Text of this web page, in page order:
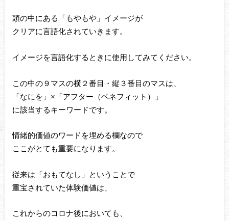
頭の中にある「もやもや」イメージが
クリアに言語化されていきます。
イメージを言語化するときに使用してみてください。
この中の９マスの横２番目・縦３番目のマスは、
「なにを」×「アフター（ベネフィット）」
に該当するキーワードです。
情緒的価値のワードを埋める欄なので
ここがとても重要になります。
従来は「おもてなし」ということで
重宝されていた体験価値は、
これからのコロナ後においても、